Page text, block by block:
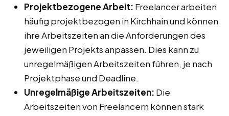
Projektbezogene Arbeit: Freelancer arbeiten
häufig projektbezogen in Kirchhain und können
ihre Arbeitszeiten an die Anforderungen des
jeweiligen Projekts anpassen. Dies kann zu
unregelmäßigen Arbeitszeiten führen, je nach
Projektphase und Deadline.
Unregelmäßige Arbeitszeiten: Die
Arbeitszeiten von Freelancern können stark